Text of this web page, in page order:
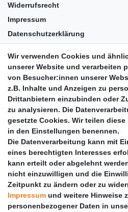
Widerrufsrecht
Impressum
Datenschutzerklärung
Barrierefreiheit
Anleitungen
Vertrag widerrufen
PARTNER
DHL
GLS
PaketPLUS
SPONSORING
Wir verwenden Cookies und
unserer Website und verarbeiten
von Besucher:innen unserer
z.B. Inhalte und Anzeigen zu
Drittanbietern einzubinden oder
zu analysieren. Die
gesetzte Cookies. Wir teilen
in den Einstellungen benennen.
Die Datenverarbeitung kann mit
eines berechtigten Interesses
kann erteilt oder abgelehnt
nicht einzuwilligen und die
Zeitpunkt zu ändern oder zu
Impressum und weitere Hinweise
personenbezogener Daten in